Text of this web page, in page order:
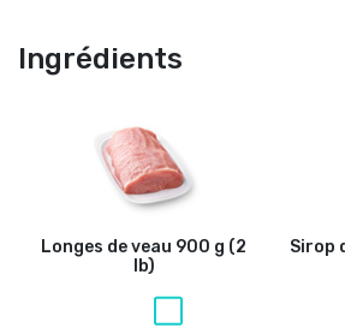
Ingrédients
Longes de veau 900 g (2
lb)
Sirop